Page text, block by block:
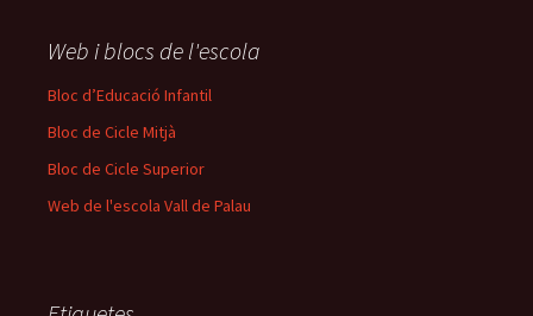
Web i blocs de l'escola
Bloc d’Educació Infantil
Bloc de Cicle Mitjà
Bloc de Cicle Superior
Web de l'escola Vall de Palau